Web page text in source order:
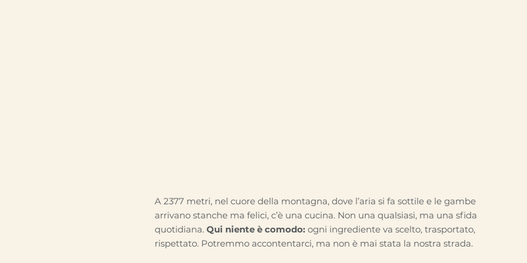
A 2377 metri, nel cuore della montagna, dove l’aria si fa sottile e le gambe
arrivano stanche ma felici, c’è una cucina. Non una qualsiasi, ma una sfida
quotidiana. Qui niente è comodo:ogni ingrediente va scelto, trasportato,
rispettato. Potremmo accontentarci, ma non è mai stata la nostra strada.